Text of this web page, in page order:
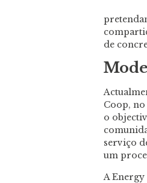
de
Coop,
o
serviço
um
A